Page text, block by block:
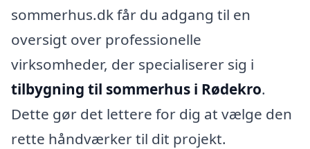
sommerhus.dk får du adgang til en
oversigt over professionelle
virksomheder, der specialiserer sig i
tilbygning til sommerhus i Rødekro.
Dette gør det lettere for dig at vælge den
rette håndværker til dit projekt.